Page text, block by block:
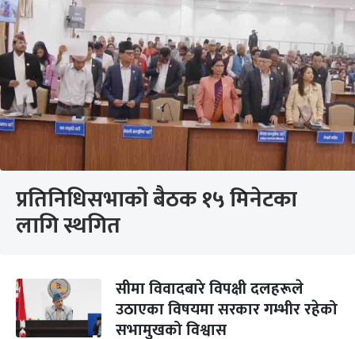
प्रतिनिधिसभाको बैठक १५ मिनेटका
लागि स्थगित
सीमा विवादबारे विपक्षी दलहरूले
उठाएका विषयमा सरकार गम्भीर रहेको
सभामुखको विश्वास